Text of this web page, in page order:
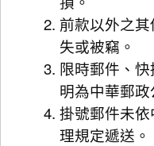
前款以外之
失或被竊。
限時郵件、
明為中華郵政
掛號郵件未
理規定遞送。